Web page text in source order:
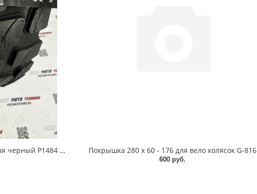
Покрышка WD 80/65-6 камерная черный P1484 P1484
Покрышка 280 х 60 - 176 для вело колясок G-816
600 руб.